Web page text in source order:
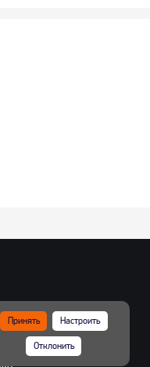
погрузчиков
Принять Настроить
Отклонить